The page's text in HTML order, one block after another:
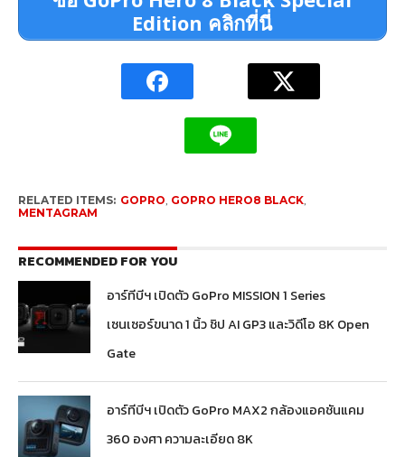
Edition คลิกที่นี่
RELATED ITEMS: GOPRO, GOPRO HERO8 BLACK,
MENTAGRAM
RECOMMENDED FOR YOU
อาร์ทีบีฯ เปิดตัว GoPro MISSION 1 Series
เซนเซอร์ขนาด 1 นิ้ว ชิป AI GP3 และวิดีโอ 8K Open
Gate
อาร์ทีบีฯ เปิดตัว GoPro MAX2 กล้องแอคชันแคม
360 องศา ความละเอียด 8K